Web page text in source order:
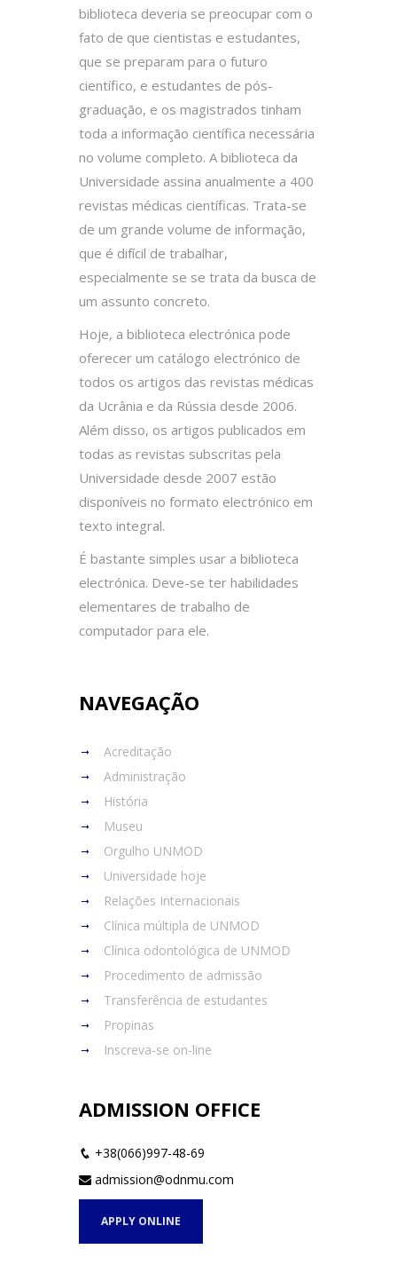
biblioteca deveria se preocupar com o
fato de que cientistas e estudantes,
que se preparam para o futuro
científico, e estudantes de pós-
graduação, e os magistrados tinham
toda a informação científica necessária
no volume completo. A biblioteca da
Universidade assina anualmente a 400
revistas médicas científicas. Trata-se
de um grande volume de informação,
que é difícil de trabalhar,
especialmente se se trata da busca de
um assunto concreto.
Hoje, a biblioteca electrónica pode
oferecer um catálogo electrónico de
todos os artigos das revistas médicas
da Ucrânia e da Rússia desde 2006.
Além disso, os artigos publicados em
todas as revistas subscritas pela
Universidade desde 2007 estão
disponíveis no formato electrónico em
texto integral.
É bastante simples usar a biblioteca
electrónica. Deve-se ter habilidades
elementares de trabalho de
computador para ele.
NAVEGAÇÃO
Acreditação
Administração
História
Museu
Orgulho UNMOD
Universidade hoje
Relações Internacionais
Clínica múltipla de UNMOD
Clínica odontológica de UNMOD
Procedimento de admissão
Transferência de estudantes
Propinas
Inscreva-se on-line
ADMISSION OFFICE
+38(066)997-48-69
admission@odnmu.com
APPLY ONLINE